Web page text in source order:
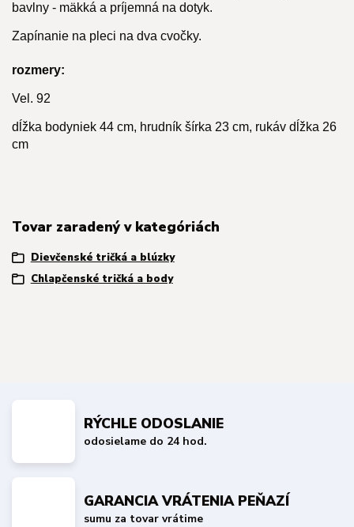
bavlny - mäkká a príjemná na dotyk.
Zapínanie na pleci na dva cvočky.
rozmery:
Vel. 92
dĺžka bodyniek 44 cm, hrudník šírka 23 cm, rukáv dĺžka 26
cm
Tovar zaradený v kategóriách
Dievčenské tričká a blúzky
Chlapčenské tričká a body
RÝCHLE ODOSLANIE
odosielame do 24 hod.
GARANCIA VRÁTENIA PEŇAZÍ
sumu za tovar vrátime